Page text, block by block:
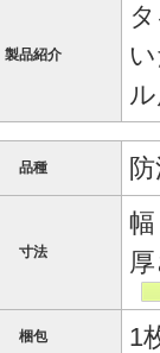
製品紹介
品種
寸法
梱包 1